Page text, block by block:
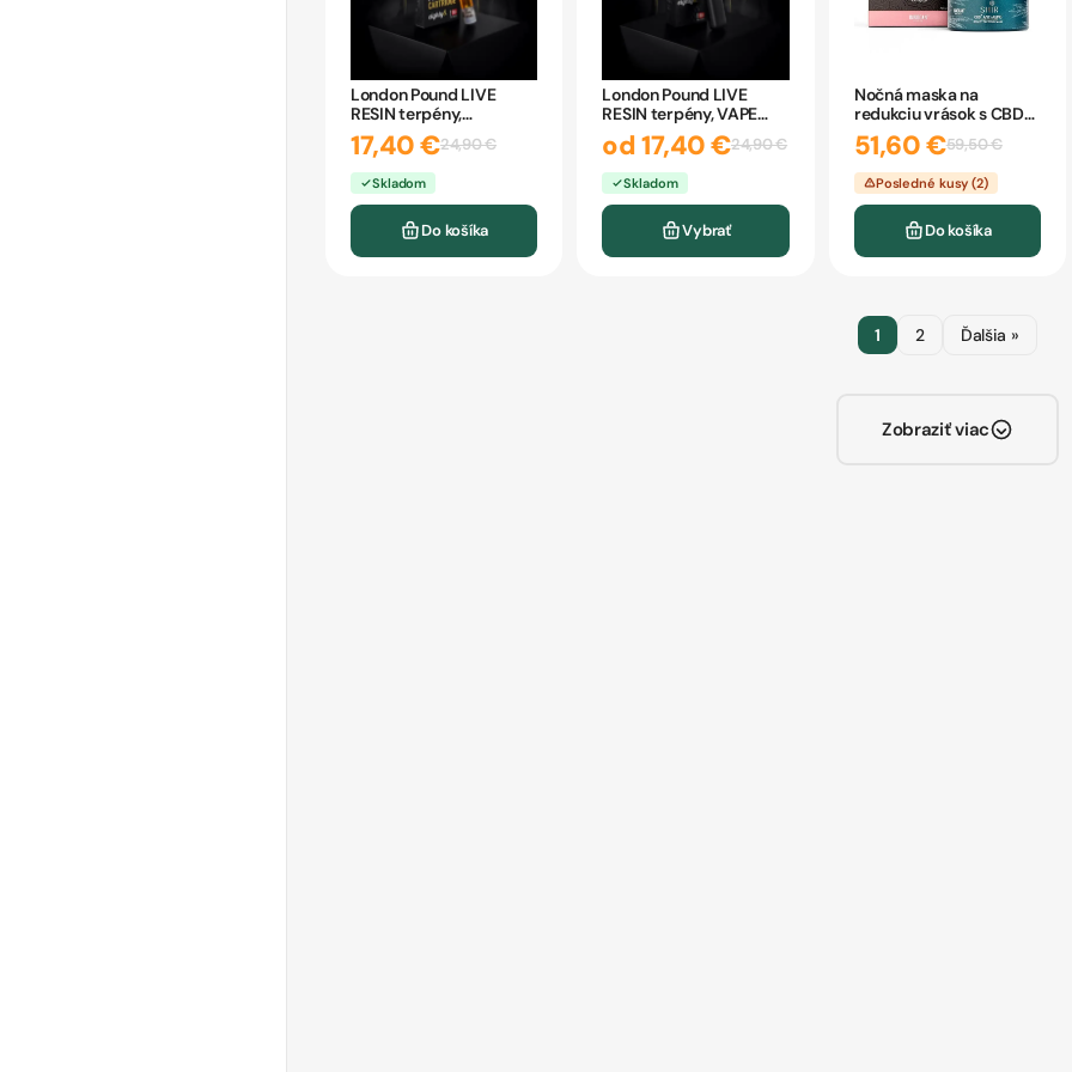
London Pound LIVE
RESIN terpény,
CARTRIDGE eighty8 1ml
17,40 €24,90 €
Skladom
Do košíka
London Pound LIVE
RESIN terpény, VAPE
pero eighty8
od 17,40 €24,90 €
Skladom
Vybrať
Nočná maska na
redukciu vrások s CBD
SHIR 50ml
51,60 €59,50 €
Posledné kusy (2)
Do košíka
1 2 Ďalšia »
Zobraziť viac